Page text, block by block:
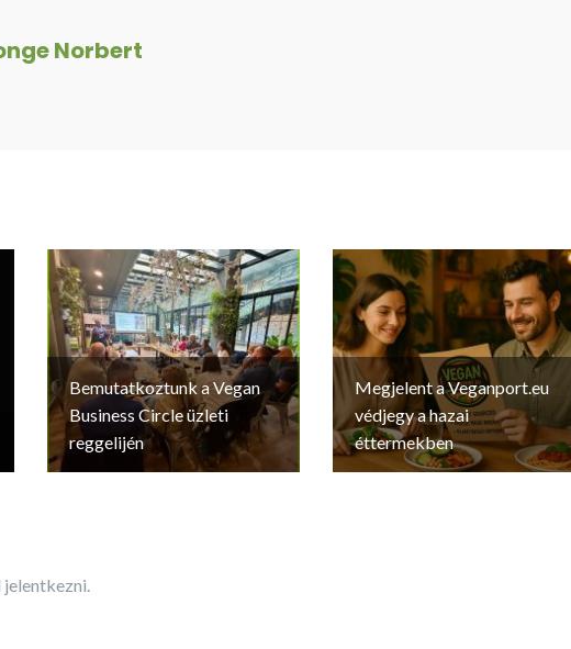
Norbert
Bemutatkoztunk a Vegan
Business Circle üzleti
reggelijén
Megjelent a Veganport.eu
védjegy a hazai
éttermekben
jelentkezni.